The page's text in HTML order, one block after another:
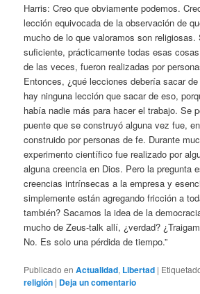
Harris: Creo que obviamente podemos.
lección equivocada de la observación de
mucho de lo que valoramos son religiosas.
suficiente, prácticamente todas esas
de las veces, fueron realizadas por
Entonces, ¿qué lecciones debería sacar
hay ninguna lección que sacar de eso,
había nadie más para hacer el trabajo. Se
puente que se construyó alguna vez fue,
construido por personas de fe. Durante
experimento científico fue realizado por
alguna creencia en Dios. Pero la pregunta
creencias intrínsecas a la empresa y
simplemente están agregando fricción a
también? Sacamos la idea de la
mucho de Zeus-talk allí, ¿verdad?
No. Es solo una pérdida de tiempo.”
Publicado en Actualidad, Libertad |
religión | Deja un comentario